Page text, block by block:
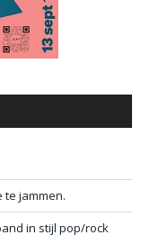
te jammen.
in stijl pop/rock